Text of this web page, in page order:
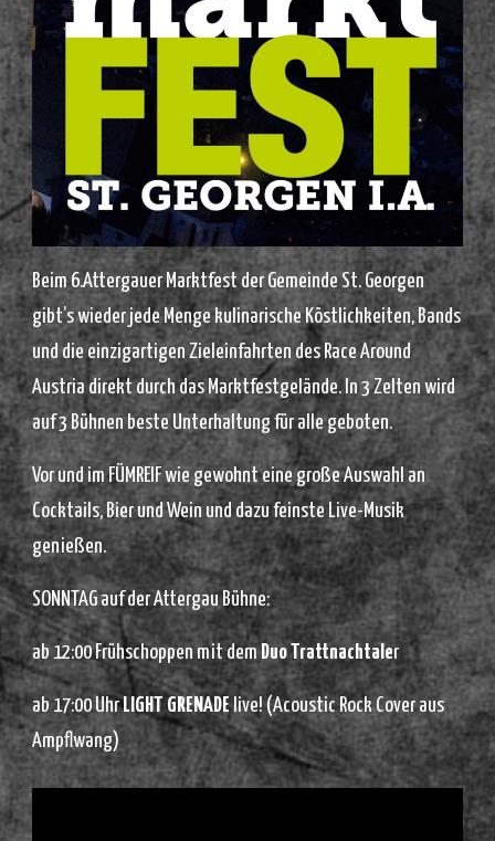
Beim 6.Attergauer Marktfest der Gemeinde St. Georgen
gibt’s wieder jede Menge kulinarische Köstlichkeiten, Bands
und die einzigartigen Zieleinfahrten des Race Around
Austria direkt durch das Marktfestgelände. In 3 Zelten wird
auf 3 Bühnen beste Unterhaltung für alle geboten.
Vor und im FÜMREIF wie gewohnt eine große Auswahl an
Cocktails, Bier und Wein und dazu feinste Live-Musik
genießen.
SONNTAG auf der Attergau Bühne:
ab 12:00 Frühschoppen mit dem Duo Trattnachtaler
ab 17:00 UhrLIGHT GRENADElive! (Acoustic Rock Cover aus
Ampflwang)